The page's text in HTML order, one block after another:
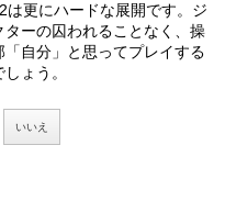
更にハードな展開です。ジ
ーの囚われることなく、操
自分」と思ってプレイする
ょう。
いいえ